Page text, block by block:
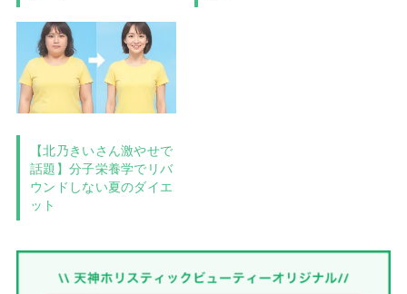
【北乃きいさん激やせで
話題】分子栄養学でリバ
ウンドしない夏のダイエ
ット